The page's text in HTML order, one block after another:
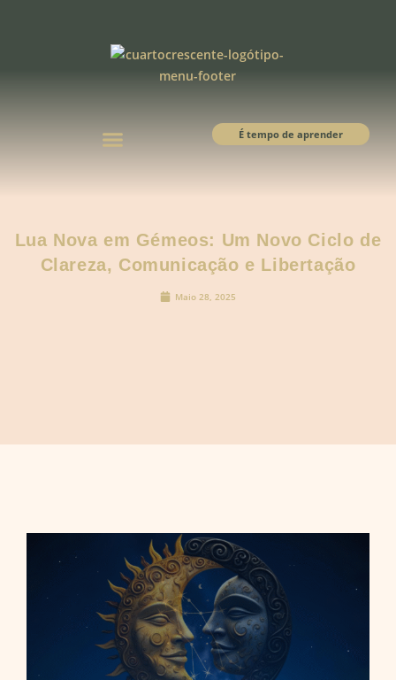
É tempo de aprender
Lua Nova em Gémeos: Um Novo Ciclo de
Clareza, Comunicação e Libertação
Maio 28, 2025